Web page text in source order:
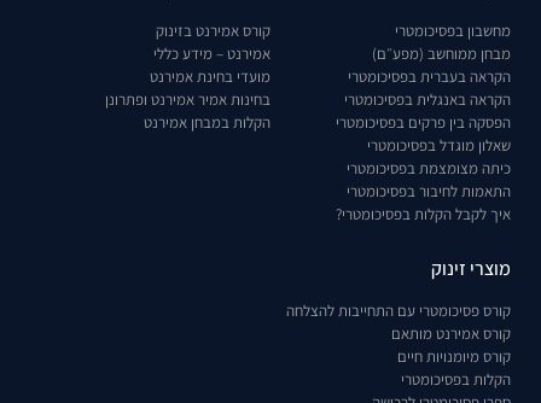
מחשבון בפסיכומטרי
מבחן ממוחשב (מפע״ם)
הקראה בעברית בפסיכומטרי
הקראה באנגלית בפסיכומטרי
הפסקה בין פרקים בפסיכומטרי
שאלון מוגדל בפסיכומטרי
כיתה מצומצמת בפסיכומטרי
התאמות לחיבור בפסיכומטרי
איך לקבל הקלות בפסיכומטרי?
קורס אמירנט בזינוק
אמירנט – מידע כללי
מועדי בחינת אמירנט
בחינות אמיר אמירנט ופתרונן
הקלות במבחן אמירנט
מוצרי זינוק
קורס פסיכומטרי עם התחייבות להצלחה
קורס אמירנט מותאם
קורס מיומנויות חיים
הקלות בפסיכומטרי